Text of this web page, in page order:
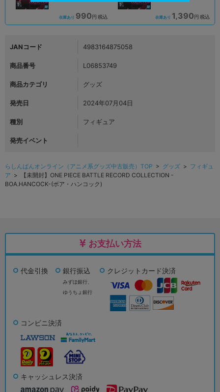
在庫あり 990円 税込 在庫あり 1,390円 税込
JANコード 4983164875058
商品番号 L06853749
商品カテゴリ グッズ
発売日 2024年07月04日
種別 フィギュア
発売イベント
らしんばんオンライン（アニメ系グッズ中古販売）TOP > グッズ > フィギュ
ア > 【未開封】ONE PIECE BATTLE RECORD COLLECTION -
BOA.HANCOCK-(ボア・ハンコック)
お支払い方法
代金引換 銀行振込
みずほ銀行、
ゆうちょ銀行
クレジットカード決済
コンビニ決済
キャッシュレス決済